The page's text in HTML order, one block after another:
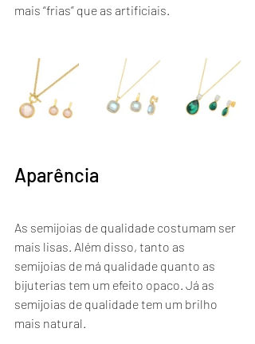
mais “frias” que as artificiais.
Aparência
As semijoias de qualidade costumam ser
mais lisas. Além disso, tanto as
semijoias de má qualidade quanto as
bijuterias tem um efeito opaco. Já as
semijoias de qualidade tem um brilho
mais natural.